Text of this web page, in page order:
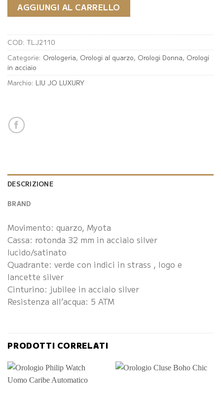
AGGIUNGI AL CARRELLO
COD: TLJ2110
Categorie: Orologeria, Orologi al quarzo, Orologi Donna, Orologi
in acciaio
Marchio: LIU JO LUXURY
DESCRIZIONE
BRAND
Movimento: quarzo, Myota
Cassa: rotonda 32 mm in acciaio silver
lucido/satinato
Quadrante: verde con indici in strass , logo e
lancette silver
Cinturino: jubilee in acciaio silver
Resistenza all’acqua: 5 ATM
PRODOTTI CORRELATI